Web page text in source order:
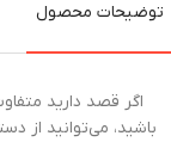
توضیحات محصول
اگر قصد دارید